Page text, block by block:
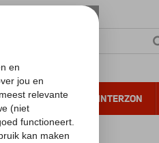
ALL INCLUSIVE WINTERZON